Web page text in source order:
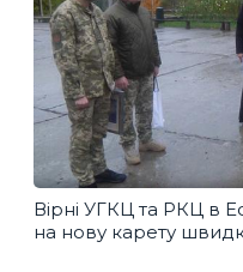
Вірні УГКЦ та РКЦ в
на нову карету